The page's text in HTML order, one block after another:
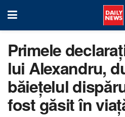
Primele
lui Alexandru,
băiețelul
fost găsit în